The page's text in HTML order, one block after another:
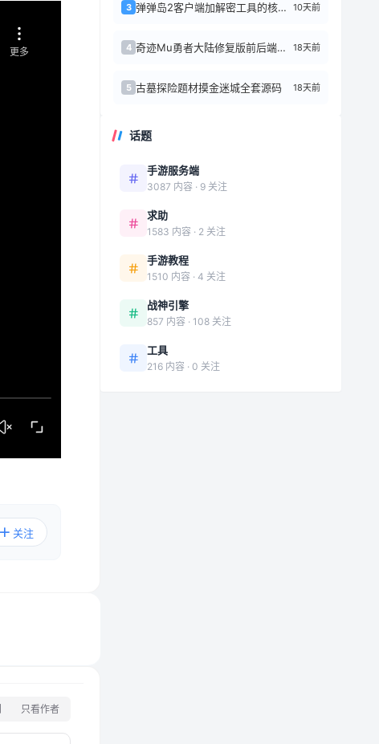
关注
只看作者
3 弹弹岛2客户端加解密工具的核心逻辑 10天前
4 奇迹Mu勇者大陆修复版前后端源代码+Linux手工端 18天前
5 古墓探险题材摸金迷城全套源码 18天前
话题
手游服务端
3087 内容 · 9 关注
求助
1583 内容 · 2 关注
手游教程
1510 内容 · 4 关注
战神引擎
857 内容 · 108 关注
工具
216 内容 · 0 关注